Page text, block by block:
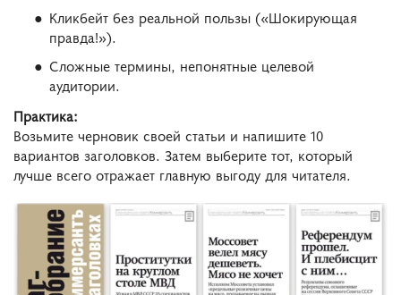
Кликбейт без реальной пользы («Шокирующая
правда!»).
Сложные термины, непонятные целевой
аудитории.
Практика:
Возьмите черновик своей статьи и напишите 10
вариантов заголовков. Затем выберите тот, который
лучше всего отражает главную выгоду для читателя.